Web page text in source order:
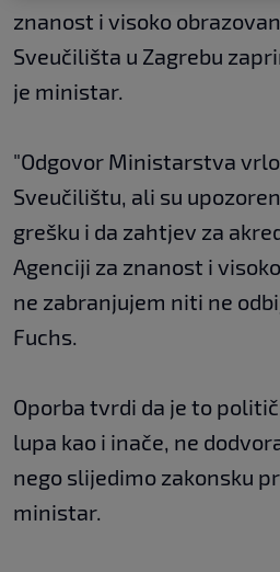
znanost i visoko
Sveučilišta u Zagrebu
je ministar.
"Odgovor Ministarstva
Sveučilištu, ali su
grešku i da zahtjev za
Agenciji za znanost i
ne zabranjujem niti ne
Fuchs.
Oporba tvrdi da je to
lupa kao i inače, ne
nego slijedimo zakonsku
ministar.